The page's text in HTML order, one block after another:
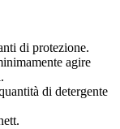
di protezione.
agire
di detergente